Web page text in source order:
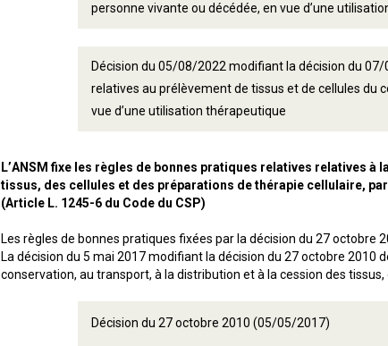
personne vivante ou décédée, en vue d’une
Décision du 05/08/2022 modifiant la décision du
relatives au prélèvement de tissus et de cellules du
vue d’une utilisation thérapeutique
L’ANSM fixe les règles de bonnes pratiques relatives relatives
tissus, des cellules et des préparations de thérapie cellulaire,
(Article L. 1245-6 du Code du CSP)
Les règles de bonnes pratiques fixées par la décision du 27 octobre
La décision du 5 mai 2017 modifiant la décision du 27 octobre
conservation, au transport, à la distribution et à la cession des
Décision du 27 octobre 2010 (05/05/2017)